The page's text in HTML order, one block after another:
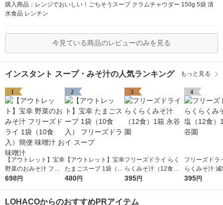
購入商品：レンジでおいしい！ごちそうスープ クラムチャウダー 150g 5袋 清
水食品 レンチン
今見ている商品のレビューのみを見る
インスタント スープ・みそ汁の人気ランキング もっと見る
1
【アウトレット】宝幸
野菜のおみそ汁 フリ
ーズドライ 1袋（10食
698円
2
【アウトレット】宝幸
たまごスープ 1袋（10
食入） フリーズドラ
480円
3
フリーズドライ らく
らくみそ汁（12食）1
箱 永谷園
395円
4
フリーズドラ
らくみそ汁
食）1箱 永谷
395円
LOHACOからのおすすめPRアイテム